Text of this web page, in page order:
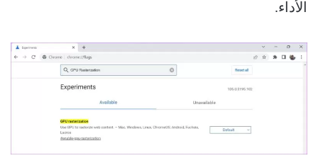
الأداء.